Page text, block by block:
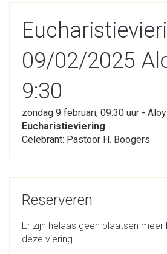
09/02/2025
9:30
zondag 9 februari, 09:30 uur -
Eucharistieviering
Celebrant: Pastoor H. Boogers
Reserveren
Er zijn helaas geen plaatsen
deze viering